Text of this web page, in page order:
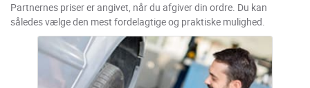
Partnernes priser er angivet, når du afgiver din ordre. Du kan
således vælge den mest fordelagtige og praktiske mulighed.